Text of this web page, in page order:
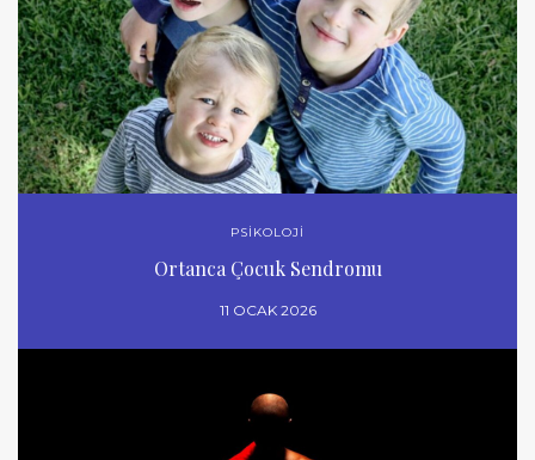
PSİKOLOJİ
Ortanca Çocuk Sendromu
11 OCAK 2026